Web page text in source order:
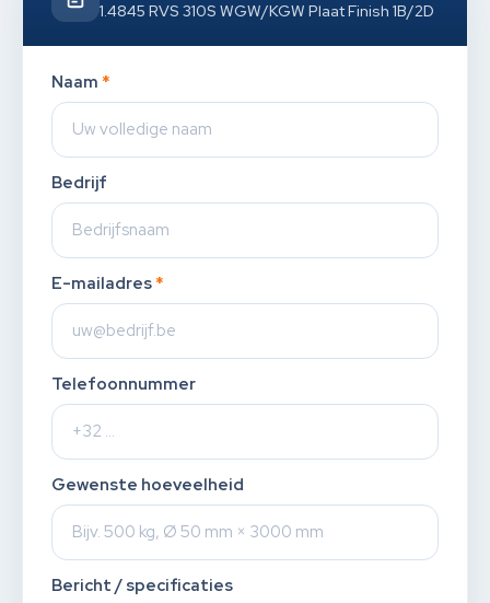
1.4845 RVS 310S WGW/KGW Plaat Finish 1B/2D
Naam *
Bedrijf
E-mailadres *
Telefoonnummer
Gewenste hoeveelheid
Bericht / specificaties